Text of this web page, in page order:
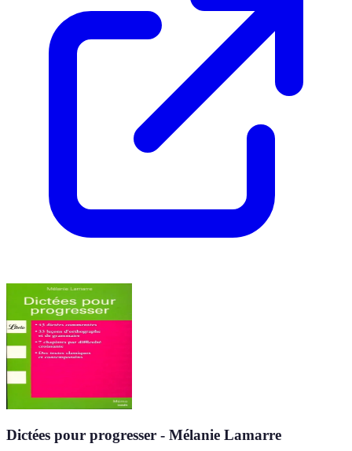
Dictées pour progresser - Mélanie Lamarre